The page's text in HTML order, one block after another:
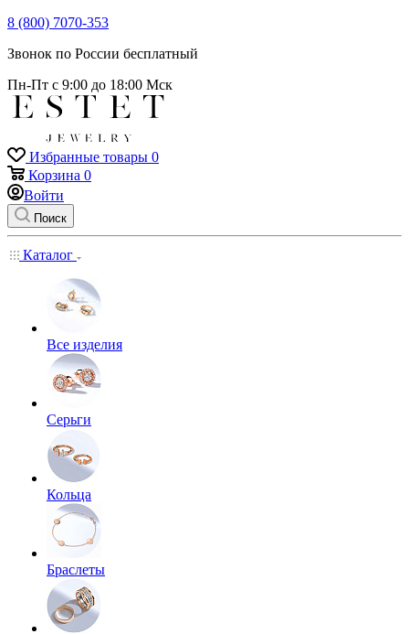
8 (800) 7070-353
Звонок по России бесплатный
Пн-Пт с 9:00 до 18:00 Мск
Избранные товары 0
Корзина 0
Войти
Поиск
Каталог
Все изделия
Серьги
Кольца
Браслеты